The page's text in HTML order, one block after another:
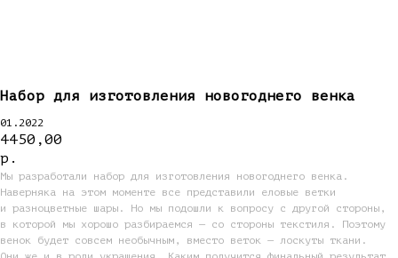
Набор для изготовления новогоднего венка
01.2022
4450,00
р.
Мы разработали набор для изготовления новогоднего венка.
Наверняка на этом моменте все представили еловые ветки
и разноцветные шары. Но мы подошли к вопросу с другой стороны,
в которой мы хорошо разбираемся — со стороны текстиля. Поэтому
венок будет совсем необычным, вместо веток — лоскуты ткани.